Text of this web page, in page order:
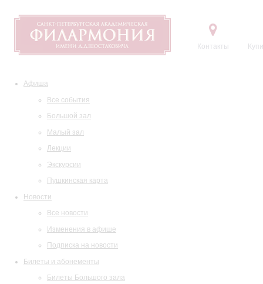
Контакты
Афиша
Все события
Большой зал
Малый зал
Лекции
Экскурсии
Пушкинская карта
Новости
Все новости
Изменения в афише
Подписка на новости
Билеты и абонементы
Билеты Большого зала